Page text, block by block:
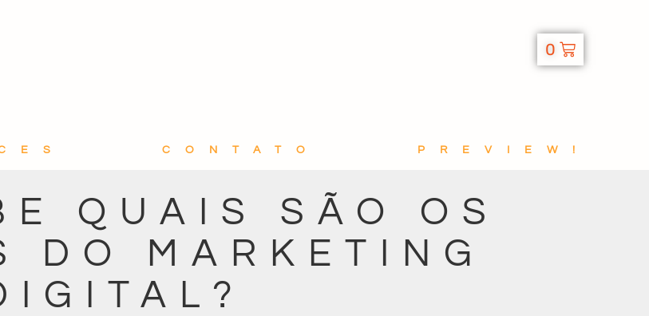
0
CONTATO PREVIEW!
QUAIS SÃO OS
DO MARKETING